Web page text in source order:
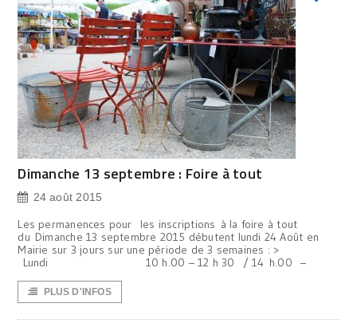
Dimanche 13 septembre : Foire à tout
24 août 2015
Les permanences pour les inscriptions à la foire à tout
du Dimanche 13 septembre 2015 débutent lundi 24 Août en
Mairie sur 3 jours sur une période de 3 semaines : >
Lundi 10 h.00 – 12 h 30 / 14 h.00 –
PLUS D'INFOS